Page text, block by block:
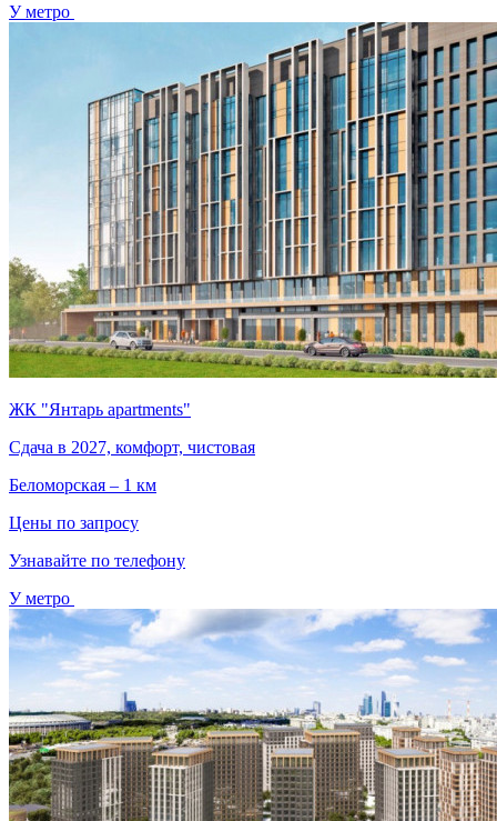
У метро
ЖК "Янтарь apartments"
Сдача в 2027, комфорт, чистовая
Беломорская – 1 км
Цены по запросу
Узнавайте по телефону
У метро